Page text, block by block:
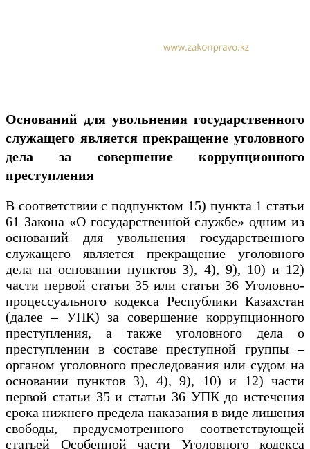
Оснований для увольнения государственного
служащего является прекращение уголовного
дела за совершение коррупционного
преступления
В соответствии с подпунктом 15) пункта 1 статьи
61 Закона «О государственной службе» одним из
оснований для увольнения государственного
служащего является прекращение уголовного
дела на основании пунктов 3), 4), 9), 10) и 12)
части первой статьи 35 или статьи 36 Уголовно-
процессуального кодекса Республики Казахстан
(далее – УПК) за совершение коррупционного
преступления, а также уголовного дела о
преступлении в составе преступной группы –
органом уголовного преследования или судом на
основании пунктов 3), 4), 9), 10) и 12) части
первой статьи 35 и статьи 36 УПК до истечения
срока нижнего предела наказания в виде лишения
свободы, предусмотренного соответствующей
статьей Особенной части Уголовного кодекса